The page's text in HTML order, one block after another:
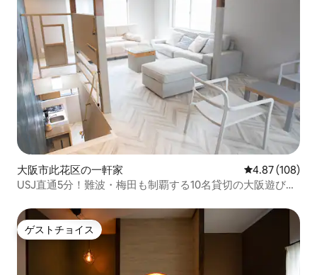
大阪市此花区の一軒家 レビュー108
4.87 (108)
USJ直通5分！難波・梅田も制覇する10名貸切の大阪遊び尽
ゲストチョイス
ゲストチョイス